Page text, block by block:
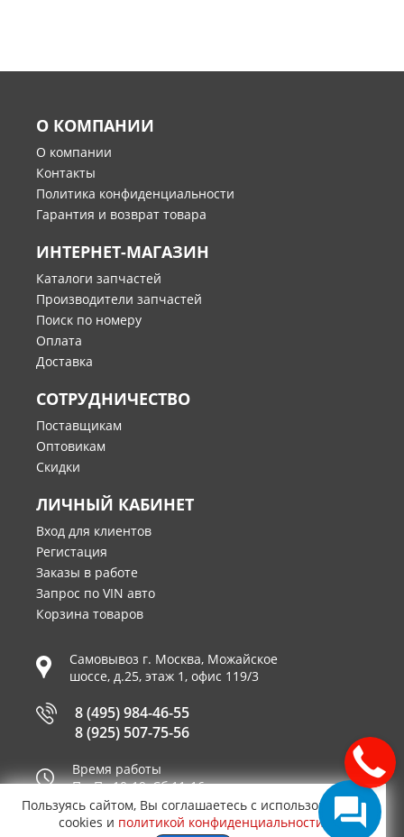
О КОМПАНИИ
О компании
Контакты
Политика конфиденциальности
Гарантия и возврат товара
ИНТЕРНЕТ-МАГАЗИН
Каталоги запчастей
Производители запчастей
Поиск по номеру
Оплата
Доставка
СОТРУДНИЧЕСТВО
Поставщикам
Оптовикам
Скидки
ЛИЧНЫЙ КАБИНЕТ
Вход для клиентов
Регистация
Заказы в работе
Запрос по VIN авто
Корзина товаров
Самовывоз г. Москва, Можайское
шоссе, д.25, этаж 1, офис 119/3
8 (495) 984-46-55
8 (925) 507-75-56
Время работы
Пн-Пт 10-19, Сб 11-16
Принимаем к оплате
Пользуясь сайтом, Вы соглашаетесь с использованием
cookies и политикой конфиденциальности